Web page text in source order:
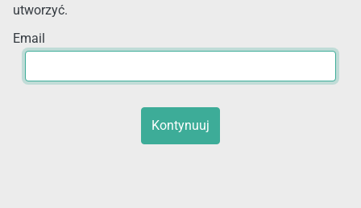
utworzyć.
Email
Kontynuuj